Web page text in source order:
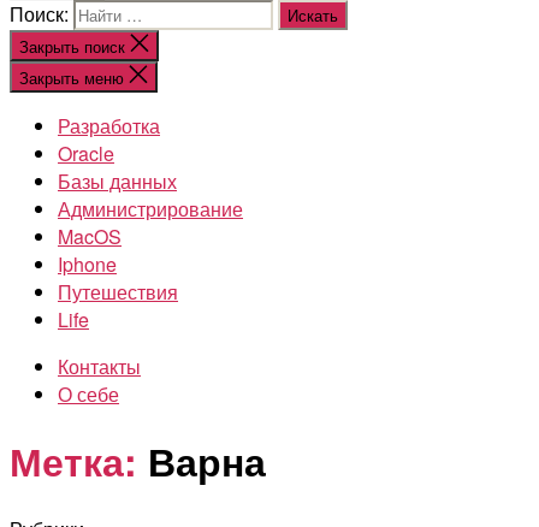
Поиск:
Закрыть поиск
Закрыть меню
Разработка
Oracle
Базы данных
Администрирование
MacOS
Iphone
Путешествия
Life
Контакты
О себе
Метка: Варна